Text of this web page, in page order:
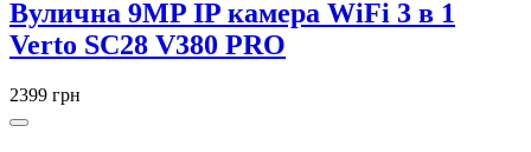
Вулична 9MP IP камера WiFi 3 в 1
Verto SC28 V380 PRO
2399 грн